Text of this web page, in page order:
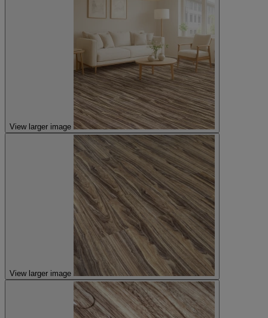
View larger image
View larger image